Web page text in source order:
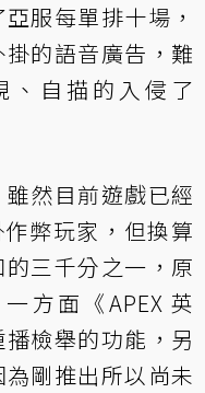
服每單排十場，
的語音廣告，難
、自描的入侵了
然目前遊戲已經
弊玩家，但換算
三千分之一，原
方面《APEX 英
檢舉的功能，另
剛推出所以尚未